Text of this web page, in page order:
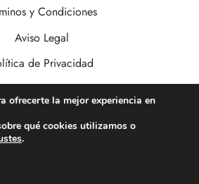
y Condiciones
Aviso Legal
de Privacidad
de Cookies
Informática, Domótica y Seguridad al
Desde Valencia a toda España.
ofrecerte la mejor experiencia en
qué cookies utilizamos o
.